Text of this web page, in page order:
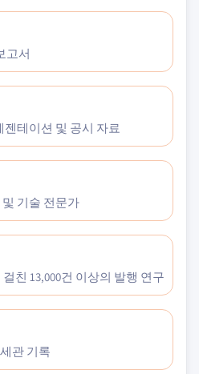
고서
테이션 및 공시 자료
기술 전문가
친 13,000건 이상의 발행 연구
관 기록